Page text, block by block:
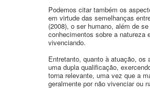
Podemos citar também os
em virtude das semelhanças
(2008), o ser humano, além de
conhecimentos sobre a natureza
vivenciando.
Entretanto, quanto à atuação, os
uma dupla qualificação,
torna relevante, uma vez que a
geralmente por não vivenciar ou